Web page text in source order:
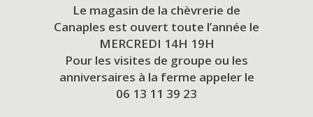
Le magasin de la chèvrerie de
Canaples est ouvert toute l’année le
MERCREDI 14H 19H
Pour les visites de groupe ou les
anniversaires à la ferme appeler le
06 13 11 39 23